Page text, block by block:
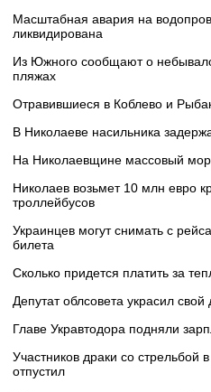
Масштабная авария на
ликвидирована
Из Южного сообщают о
пляжах
Отравившиеся в Коблево и
В Николаеве насильника
На Николаевщине массовый
Николаев возьмет 10 млн евро
троллейбусов
Украинцев могут снимать с
билета
Сколько придется платить за
Депутат облсовета украсил
Главе Укравтодора подняли
Участников драки со стрельбой
отпустил